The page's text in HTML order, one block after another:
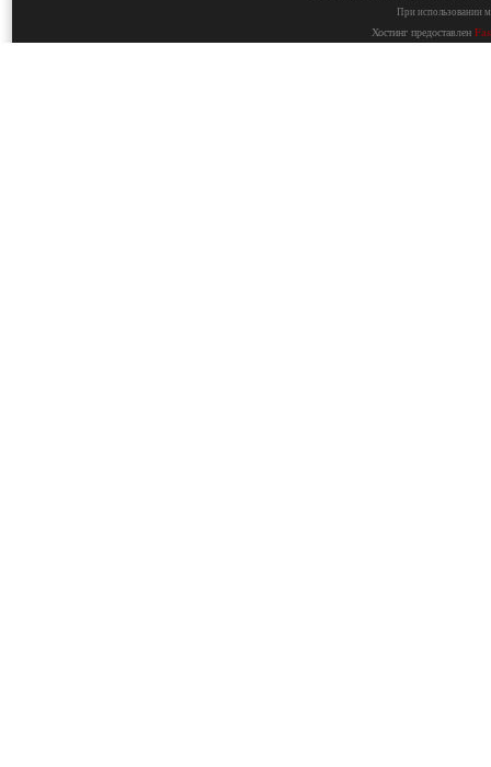
При использовании
Хостинг предоставлен